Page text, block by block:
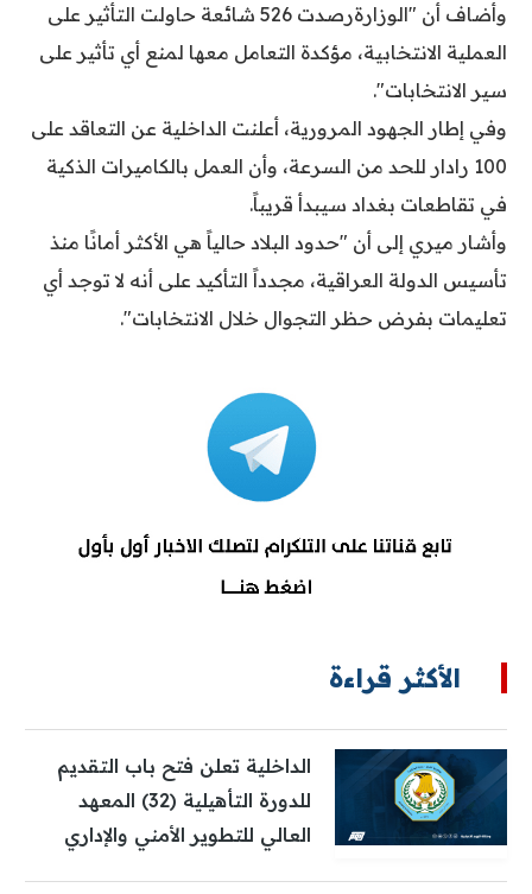
وأضاف أن "الوزارةرصدت 526 شائعة حاولت التأثير على
العملية الانتخابية، مؤكدة التعامل معها لمنع أي تأثير على
سير الانتخابات".
وفي إطار الجهود المرورية، أعلنت الداخلية عن التعاقد على
100 رادار للحد من السرعة، وأن العمل بالكاميرات الذكية
في تقاطعات بغداد سيبدأ قريباً.
وأشار ميري إلى أن "حدود البلاد حالياً هي الأكثر أمانًا منذ
تأسيس الدولة العراقية، مجدداً التأكيد على أنه لا توجد أي
تعليمات بفرض حظر التجوال خلال الانتخابات".
الأكثر قراءة
الداخلية تعلن فتح باب التقديم
للدورة التأهيلية (32) المعهد
العالي للتطوير الأمني والإداري